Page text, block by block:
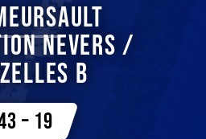
Nevers /
B
– 19